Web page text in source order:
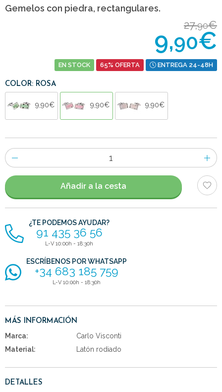
Gemelos con piedra, rectangulares.
27,90€
9,90€
EN STOCK 65% OFERTA ENTREGA 24-48H
COLOR: ROSA
9,90€ 9,90€ 9,90€
Número
de
artículos
Añadir a la cesta
¿TE PODEMOS AYUDAR?
91 435 36 56
L-V 10:00h - 18:30h
ESCRÍBENOS POR WHATSAPP
+34 683 185 759
L-V 10:00h - 18:30h
MÁS INFORMACIÓN
Marca:
Carlo Visconti
Material:
Latón rodiado
DETALLES